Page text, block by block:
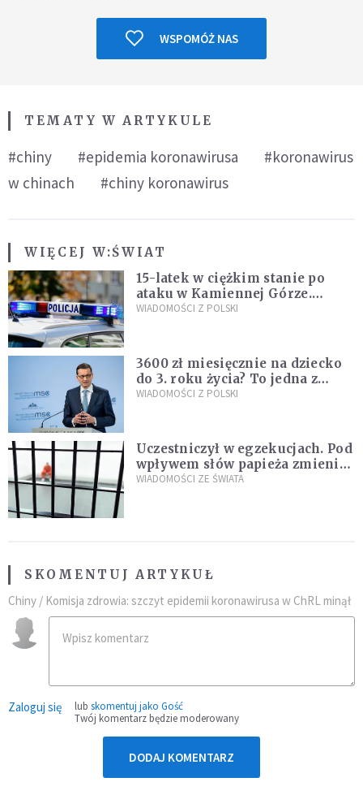
WSPOMÓŻ NAS
TEMATY W ARTYKULE
#chiny #epidemia koronawirusa
#koronawirus
w chinach
#chiny koronawirus
WIĘCEJ W:ŚWIAT
15-latek w ciężkim stanie po
ataku w Kamiennej Górze.
Policja zatrzymała dwóch
WIADOMOŚCI Z POLSKI
3600 zł miesięcznie na dziecko
do 3. roku życia? To jedna z
propozycji programu "Rozwój
WIADOMOŚCI Z POLSKI
Uczestniczył w egzekucjach. Pod
wpływem słów papieża zmienił
zdanie
WIADOMOŚCI ZE ŚWIATA
SKOMENTUJ ARTYKUŁ
Chiny / Komisja zdrowia: szczyt epidemii koronawirusa w ChRL minął
Zaloguj się lub skomentuj jako Gość
Twój komentarz będzie moderowany
DODAJ KOMENTARZ